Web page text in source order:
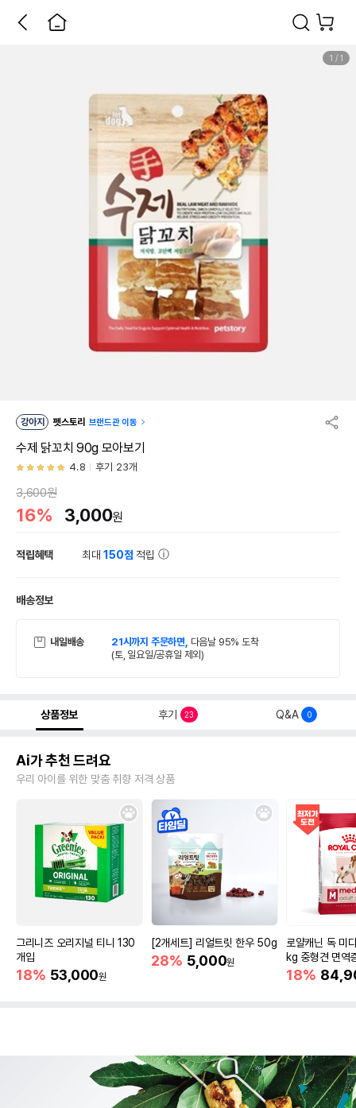
1 / 1
강아지 펫스토리 브랜드관 이동
수제 닭꼬치 90g 모아보기
4.8 후기 23개
3,600원
16% 3,000원
적립혜택 최대150점 적립
배송정보
내일배송 21시까지 주문하면, 다음날 95% 도착
(토, 일요일/공휴일 제외)
상품정보 후기 23 Q&A 0
Ai가 추천 드려요
우리 아이를 위한 맞춤 취향 저격 상품
그리니즈 오리지널 티니 130
개입
18% 53,000원
[2개세트] 리얼트릿 한우 50g
28% 5,000원
로얄캐닌 독 미
kg 중형견 면역
18%